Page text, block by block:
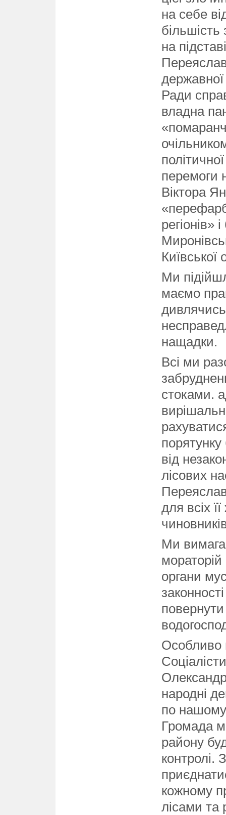
на себе
на
державної
Ради
владна
перемоги
Віктора
регіонів»
Київської
Ми
маємо
нащадки.
Всі ми
стоками.
порятунку
від
лісових
для всіх
Ми
органи
Особливо
народні
по нашому
Громада
району
контролі.
кожному
лісами